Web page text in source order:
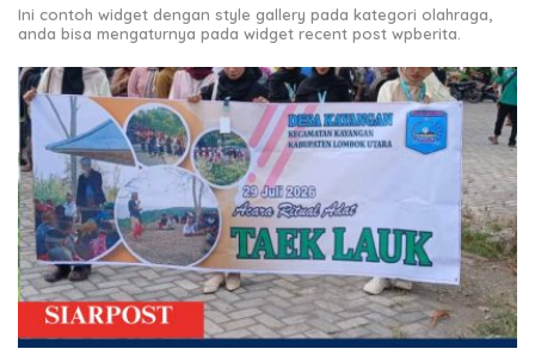
Ini contoh widget dengan style gallery pada kategori olahraga,
anda bisa mengaturnya pada widget recent post wpberita.